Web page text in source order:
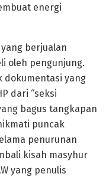
energi
berjualan
oleh pengunjung.
dokumentasi yang
dari “seksi
bagus tangkapan
puncak
penurunan
kisah masyhur
yang penulis